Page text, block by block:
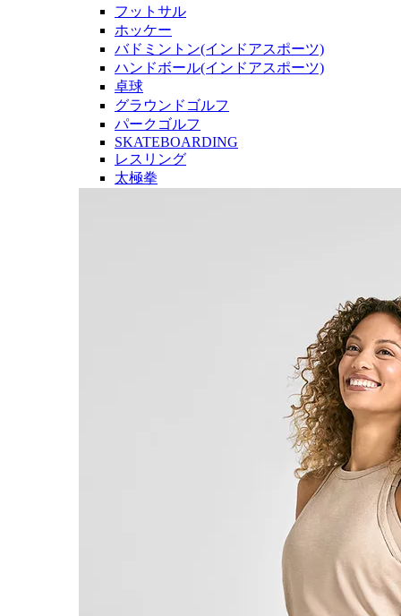
フットサル
ホッケー
バドミントン(インドアスポーツ)
ハンドボール(インドアスポーツ)
卓球
グラウンドゴルフ
パークゴルフ
SKATEBOARDING
レスリング
太極拳